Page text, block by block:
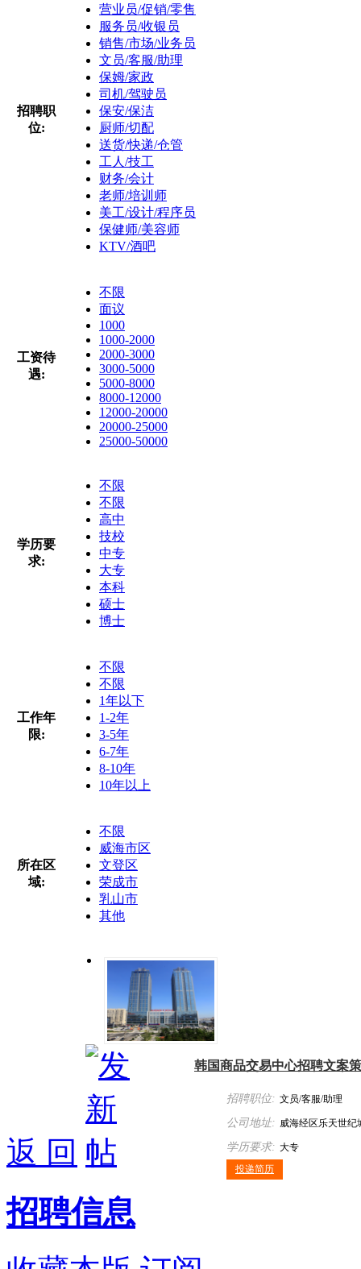
招聘职
位:
营业员/促销/零售
服务员/收银员
销售/市场/业务员
文员/客服/助理
保姆/家政
司机/驾驶员
保安/保洁
厨师/切配
送货/快递/仓管
工人/技工
财务/会计
老师/培训师
美工/设计/程序员
保健师/美容师
KTV/酒吧
工资待
遇:
不限
面议
1000
1000-2000
2000-3000
3000-5000
5000-8000
8000-12000
12000-20000
20000-25000
25000-50000
学历要
求:
不限
不限
高中
技校
中专
大专
本科
硕士
博士
工作年
限:
不限
不限
1年以下
1-2年
3-5年
6-7年
8-10年
10年以上
所在区
域:
不限
威海市区
文登区
荣成市
乳山市
其他
韩国商品交易中心招聘文案
招聘职位: 文员/客服/助理
公司地址: 威海经区乐天世纪
学历要求: 大专
投递简历
返 回
招聘信息